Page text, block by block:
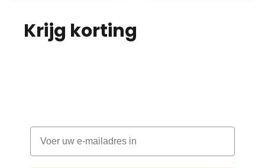
Krijg korting
Email